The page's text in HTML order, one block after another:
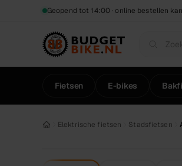
Naar hoofdinhoudGeopend tot 14:00 · online bestellen
Fietsen E-bikes
Elektrische fietsen Stadsfietsen